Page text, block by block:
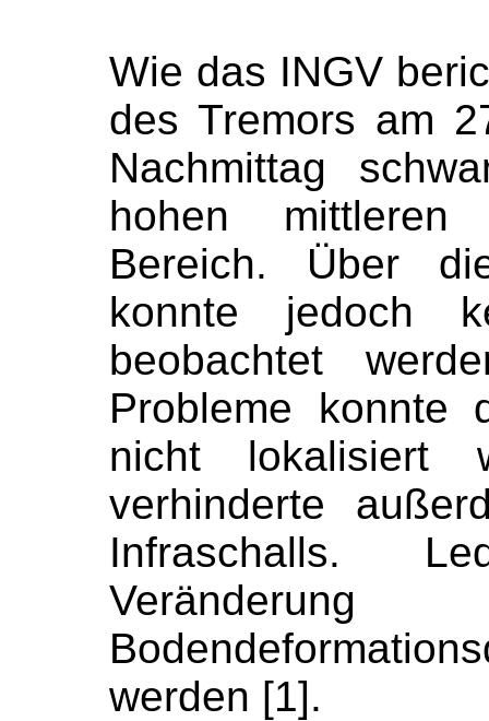
Wie das INGV
des Tremors am
Nachmittag
hohen
Bereich. Über
konnte jedoch
beobachtet
Probleme konnte
nicht lokalisiert
verhinderte
Infraschalls.
werden [1].